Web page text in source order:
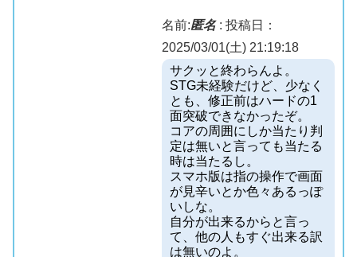
名前:匿名: 投稿日：
2025/03/01(土) 21:19:18
サクッと終わらんよ。
STG未経験だけど、少なく
とも、修正前はハードの1
面突破できなかったぞ。
コアの周囲にしか当たり判
定は無いと言っても当たる
時は当たるし。
スマホ版は指の操作で画面
が見辛いとか色々あるっぽ
いしな。
自分が出来るからと言っ
て、他の人もすぐ出来る訳
は無いのよ。